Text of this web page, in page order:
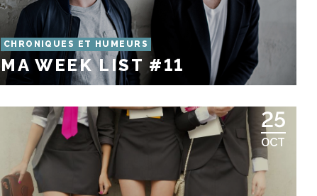
CHRONIQUES ET HUMEURS
MA WEEK LIST #11
25
OCT